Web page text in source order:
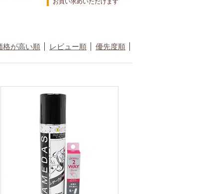
お買い求めいただけます
格が高い順 レビュー順 優先度順